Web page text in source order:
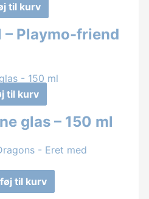
til kurv
– Playmo-friend
til kurv
glas – 150 ml
til kurv